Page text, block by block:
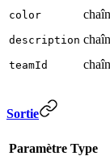
color
description
teamId
Sortie
Paramètre Type